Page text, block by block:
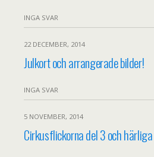
INGA SVAR
22 DECEMBER, 2014
Julkort och arrangerade bilder!
INGA SVAR
5 NOVEMBER, 2014
Cirkusflickorna del 3 och